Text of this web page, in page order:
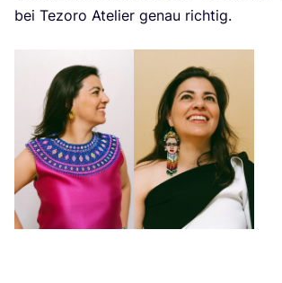
bei Tezo­ro Ate­lier genau richtig.